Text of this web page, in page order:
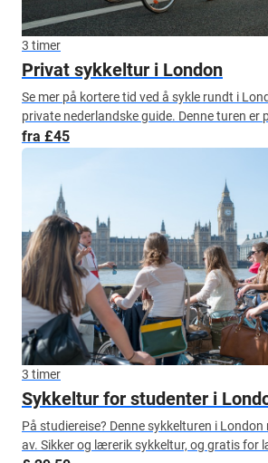
3 timer
Privat sykkeltur i London
Se mer på kortere tid ved å sykle rundt i
private nederlandske guide. Denne turen er
fra £45
3 timer
Sykkeltur for studenter i
På studiereise? Denne sykkelturen i
av. Sikker og lærerik sykkeltur, og gratis for